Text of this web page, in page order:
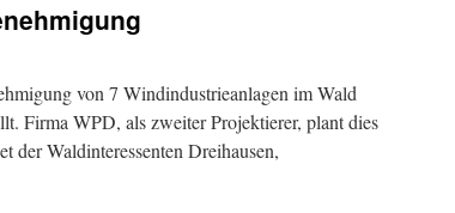
von 7 Windindustrieanlagen im Wald
Firma WPD, als zweiter Projektierer, plant dies
der Waldinteressenten Dreihausen,